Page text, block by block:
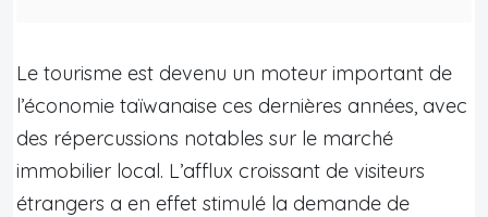
Le tourisme est devenu un moteur important de
l’économie taïwanaise ces dernières années, avec
des répercussions notables sur le marché
immobilier local. L’afflux croissant de visiteurs
étrangers a en effet stimulé la demande de